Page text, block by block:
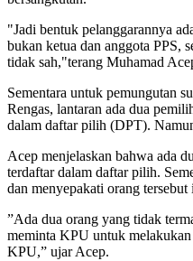
"Jadi bentuk pelanggarannya
bukan ketua dan anggota PPS,
tidak sah,"terang Muhamad
Sementara untuk pemungutan
Rengas, lantaran ada dua
dalam daftar pilih (DPT).
Acep menjelaskan bahwa ada
terdaftar dalam daftar pilih.
dan menyepakati orang
”Ada dua orang yang tidak
meminta KPU untuk
KPU,” ujar Acep.